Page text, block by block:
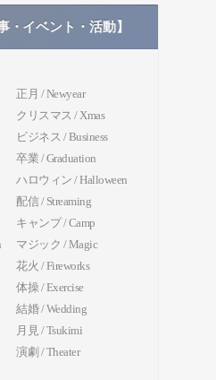
・イベント・活動】
正月 / Newyear
クリスマス / Xmas
ビジネス / Business
卒業 / Graduation
ハロウィン / Halloween
配信 / Streaming
キャンプ / Camp
マジック / Magic
花火 / Fireworks
体操 / Exercise
結婚 / Wedding
月見 / Tsukimi
演劇 / Theater